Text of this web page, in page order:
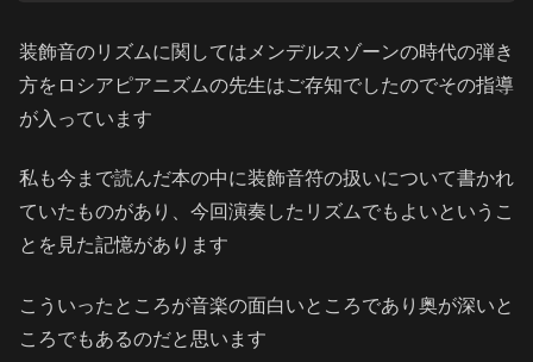
装飾音のリズムに関してはメンデルスゾーンの時代の弾き
方をロシアピアニズムの先生はご存知でしたのでその指導
が入っています
私も今まで読んだ本の中に装飾音符の扱いについて書かれ
ていたものがあり、今回演奏したリズムでもよいというこ
とを見た記憶があります
こういったところが音楽の面白いところであり奥が深いと
ころでもあるのだと思います